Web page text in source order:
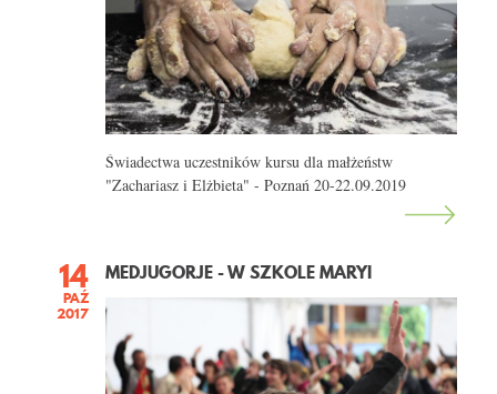
KONTAKT
Świadectwa uczestników kursu dla małżeństw
"Zachariasz i Elżbieta" - Poznań 20-22.09.2019
14
PAŹ
2017
MEDJUGORJE - W SZKOLE MARYI